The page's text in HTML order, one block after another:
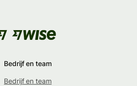
Bedrijf en team
Bedrijf en team